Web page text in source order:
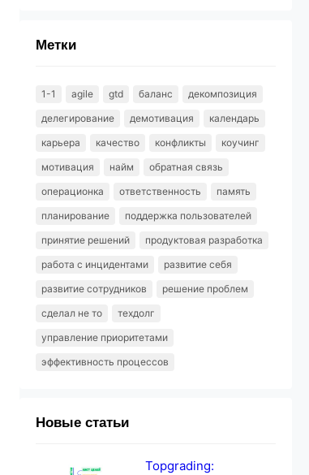
Метки
1-1 agile gtd баланс
декомпозиция
делегирование
демотивация
календарь
карьера
качество конфликты
коучинг
мотивация
найм
обратная связь
операционка
ответственность
память
планирование
поддержка пользователей
принятие решений
продуктовая разработка
работа с инцидентами
развитие себя
развитие сотрудников
решение проблем
сделал не то
техдолг
управление приоритетами
эффективность процессов
Новые статьи
Topgrading: